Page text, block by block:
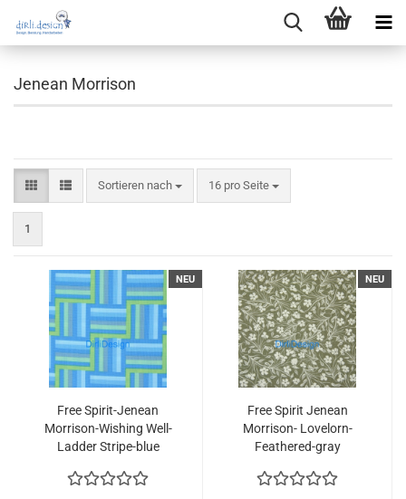
Jenean Morrison
Sortieren nach
Sortieren nach 16 pro Seite
pro Seite
1
NEU
Free Spirit-Jenean
Morrison-Wishing Well-
Ladder Stripe-blue
NEU
Free Spirit Jenean
Morrison- Lovelorn-
Feathered-gray